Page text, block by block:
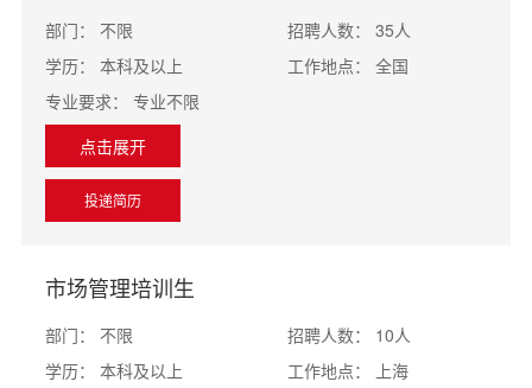
部门： 不限 招聘人数：
35人
学历：
本科及以上 工作地点：
全国
专业要求：
专业不限
点击展开
投递简历
市场管理培训生
部门： 不限 招聘人数：
10人
学历：
本科及以上 工作地点：
上海